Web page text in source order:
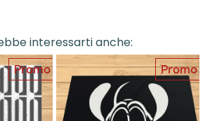
interessarti anche:
Promo Promo